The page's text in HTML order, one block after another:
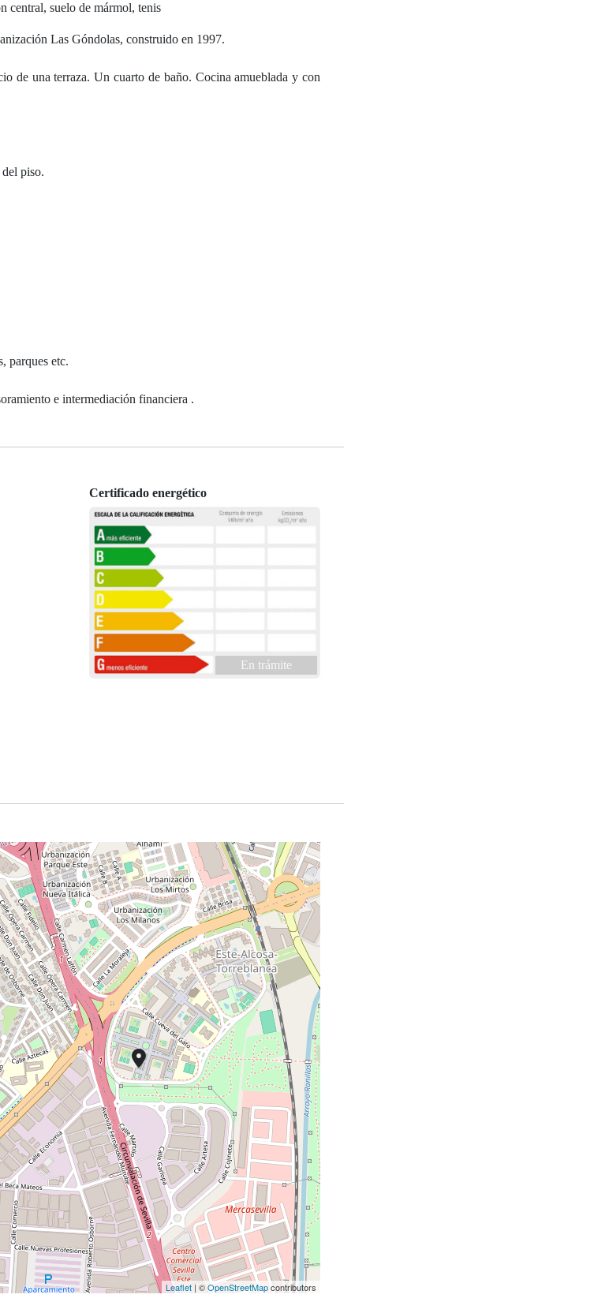
central, suelo de mármol, tenis
Las Góndolas, construido en 1997.
de una terraza. Un cuarto de baño. Cocina amueblada y con
piso.
parques etc.
e intermediación financiera .
Certificado energético
En trámite
Leaflet | ©OpenStreetMapcontributors